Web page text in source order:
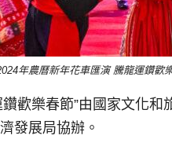
年農曆新年花車匯演 騰龍運鑽歡
歡樂春節”由國家文化
發展局協辦。